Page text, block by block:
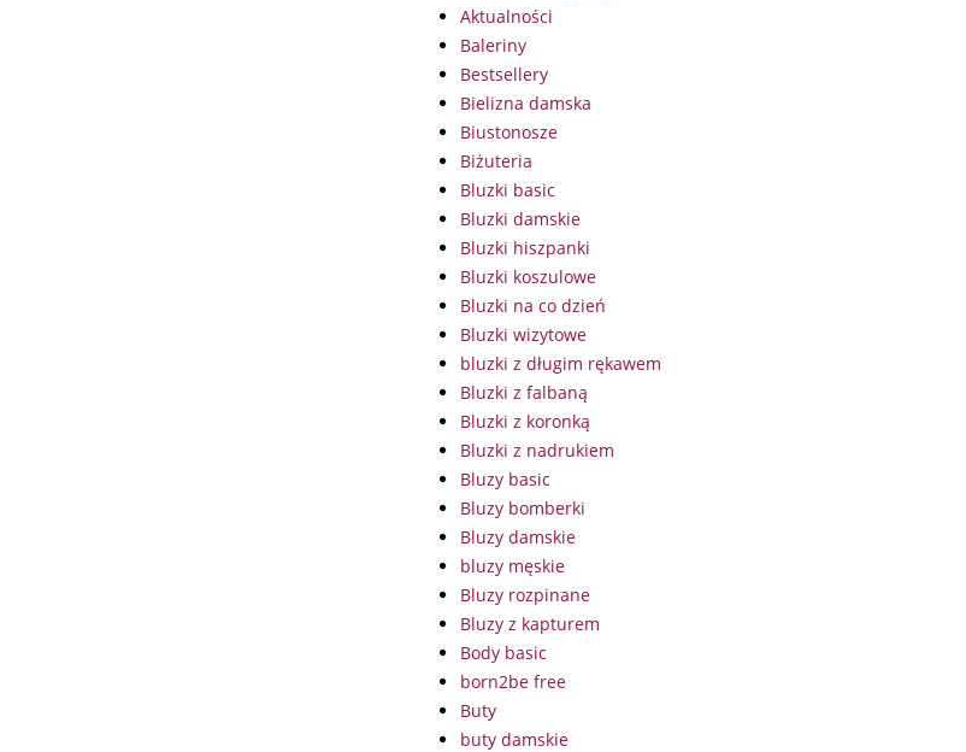
Aktualności
Baleriny
Bestsellery
Bielizna damska
Biustonosze
Biżuteria
Bluzki basic
Bluzki damskie
Bluzki hiszpanki
Bluzki koszulowe
Bluzki na co dzień
Bluzki wizytowe
bluzki z długim rękawem
Bluzki z falbaną
Bluzki z koronką
Bluzki z nadrukiem
Bluzy basic
Bluzy bomberki
Bluzy damskie
bluzy męskie
Bluzy rozpinane
Bluzy z kapturem
Body basic
born2be free
Buty
buty damskie